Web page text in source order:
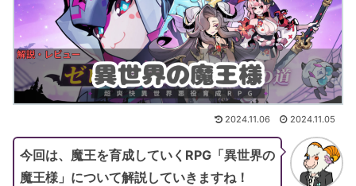
2024.11.06 2024.11.05
今回は、魔王を育成していくRPG「異世界の
魔王様」について解説していきますね！